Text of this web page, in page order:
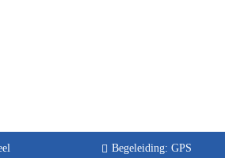
Begeleiding: GPS